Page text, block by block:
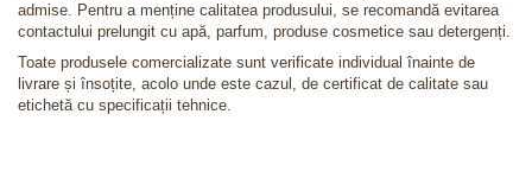
admise. Pentru a menține calitatea produsului, se recomandă evitarea
contactului prelungit cu apă, parfum, produse cosmetice sau detergenți.
Toate produsele comercializate sunt verificate individual înainte de
livrare și însoțite, acolo unde este cazul, de certificat de calitate sau
etichetă cu specificații tehnice.